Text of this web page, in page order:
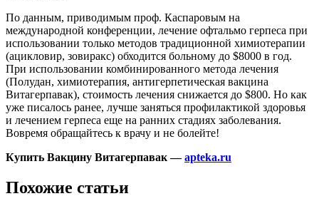
По данным, приводимым проф. Каспаровым на
международной конференции, лечение офтальмо герпеса при
использовании только методов традиционной химиотерапии
(ацикловир, зовиракс) обходится больному до $8000 в год.
При использовании комбинированного метода лечения
(Полудан, химиотерапия, антигерпетическая вакцина
Витагерпавак), стоимость лечения снижается до $800. Но как
уже писалось ранее, лучше заняться профилактикой здоровья
и лечением герпеса еще на ранних стадиях заболевания.
Вовремя обращайтесь к врачу и не болейте!
Купить Вакцину Витагерпавак —apteka.ru
Похожие статьи